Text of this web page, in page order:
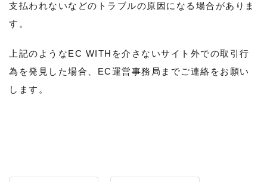
支払われないなどのトラブルの原因になる場合がありま
す。
上記のようなEC WITHを介さないサイト外での取引行
為を発見した場合、EC運営事務局までご連絡をお願い
します。